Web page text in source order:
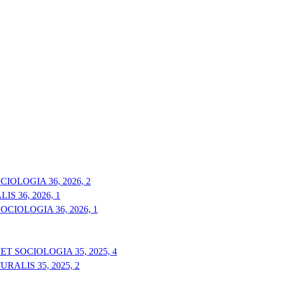
36, 2026, 2
36, 2026, 1
36, 2026, 1
SOCIOLOGIA 35, 2025, 4
35, 2025, 2